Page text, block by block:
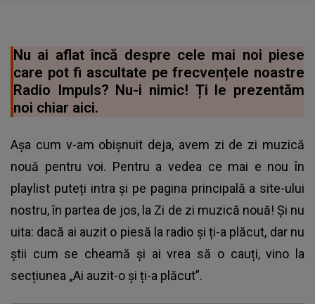
Nu ai aflat încă despre cele mai noi piese
care pot fi ascultate pe frecvențele noastre
Radio Impuls? Nu-i nimic! Ți le prezentăm
noi chiar aici.
Așa cum v-am obișnuit deja, avem zi de zi muzică
nouă pentru voi. Pentru a vedea ce mai e nou în
playlist puteți intra și pe pagina principală a site-ului
nostru, în partea de jos, la Zi de zi muzică nouă! Și nu
uita: dacă ai auzit o piesă la radio și ți-a plăcut, dar nu
știi cum se cheamă și ai vrea să o cauți, vino la
secțiunea „Ai auzit-o și ți-a plăcut”.